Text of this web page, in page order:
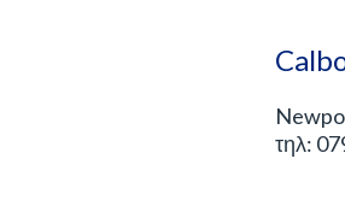
τηλ: